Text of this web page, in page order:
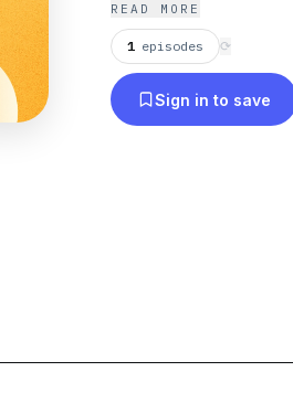
READ MORE
1 episodes ⟳
Sign in to save